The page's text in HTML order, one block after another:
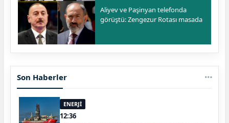
Aliyev ve Paşinyan telefonda
görüştü: Zengezur Rotası masada
Son Haberler
ENERJİ
12:36